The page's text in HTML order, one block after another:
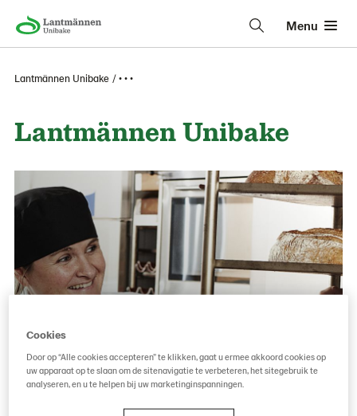
Menu
Lantmännen Unibake • • •
Lantmännen Unibake
Cookies
Door op “Alle cookies accepteren” te klikken, gaat u ermee akkoord cookies op
uw apparaat op te slaan om de sitenavigatie te verbeteren, het sitegebruik te
analyseren, en u te helpen bij uw marketinginspanningen.